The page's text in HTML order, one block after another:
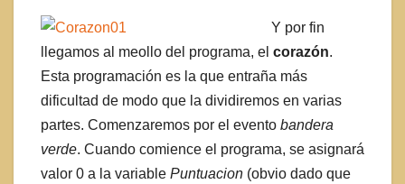
Y por fin
llegamos al meollo del programa, el corazón.
Esta programación es la que entraña más
dificultad de modo que la dividiremos en varias
partes. Comenzaremos por el evento bandera
verde. Cuando comience el programa, se asignará
valor 0 a la variable Puntuacion (obvio dado que